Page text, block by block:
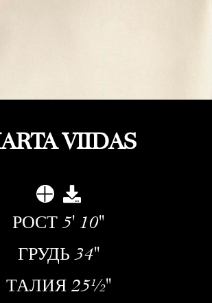
VIIDAS
РОСТ 5' 10''
ГРУДЬ 34''
ТАЛИЯ 25½''